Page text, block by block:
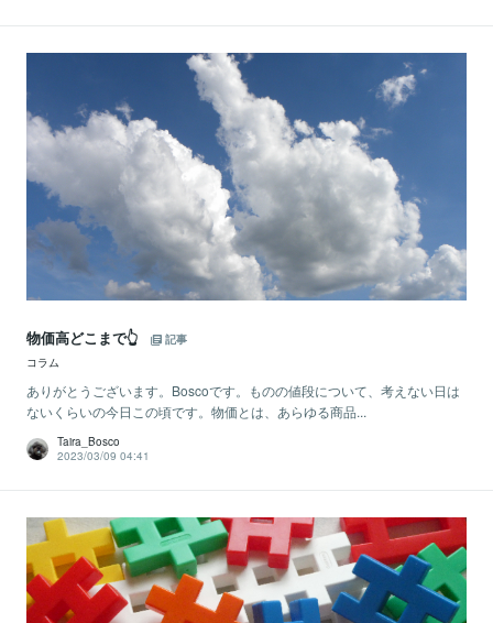
物価高どこまで👆
記事
コラム
ありがとうございます。Boscoです。ものの値段について、考えない日は
ないくらいの今日この頃です。物価とは、あらゆる商品...
Taira_Bosco
2023/03/09 04:41